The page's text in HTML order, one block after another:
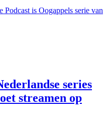
is Oogappels serie van
series
streamen op